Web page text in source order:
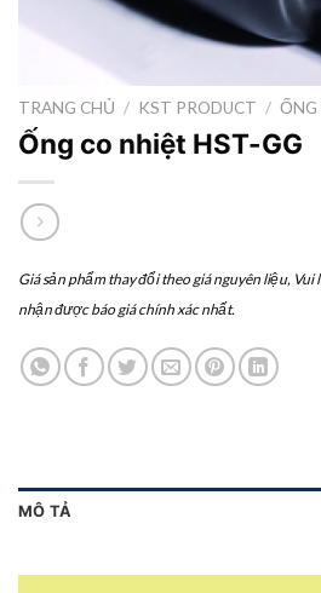
TRANG CHỦ / KST PRODUCT / ỐNG
Ống co nhiệt HST-GG
Giá sản phẩm thay đổi theo giá nguyên liệu, Vui
nhận được báo giá chính xác nhất.
MÔ TẢ